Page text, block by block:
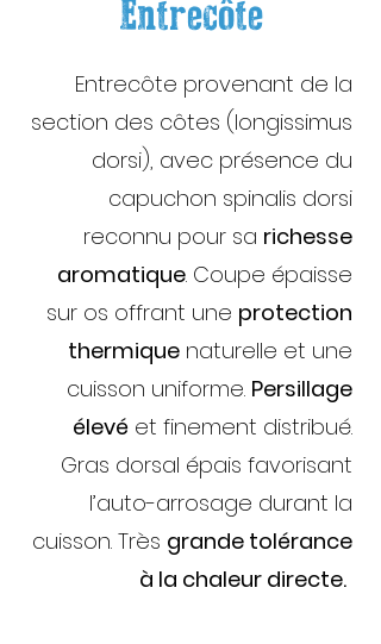
Entrecôte
Entrecôte provenant de la
section des côtes (longissimus
dorsi), avec présence du
capuchon spinalis dorsi
reconnu pour sa richesse
aromatique. Coupe épaisse
sur os offrant une protection
thermique naturelle et une
cuisson uniforme. Persillage
élevé et finement distribué.
Gras dorsal épais favorisant
l’auto-arrosage durant la
cuisson.​ Très grande tolérance
à la chaleur directe.